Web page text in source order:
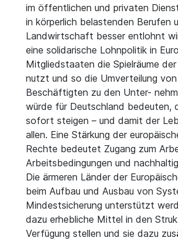
im öffentlichen und privaten
in körperlich belastenden Berufen
Landwirtschaft besser entlohnt
eine solidarische Lohnpolitik in
Mitgliedstaaten die Spielräume
nutzt und so die Umverteilung
Beschäftigten zu den Unter-
würde für Deutschland bedeuten,
sofort steigen – und damit der
allen. Eine Stärkung der
Rechte bedeutet Zugang zum
Arbeitsbedingungen und
Die ärmeren Länder der
beim Aufbau und Ausbau von
Mindestsicherung unterstützt
dazu erhebliche Mittel in den
Verfügung stellen und sie dazu